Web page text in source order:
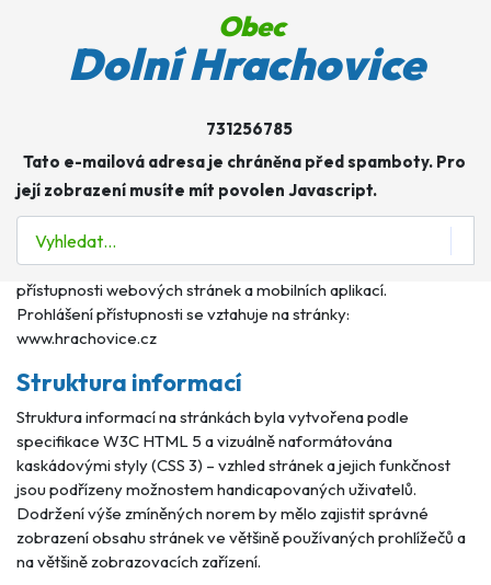
Obec
Dolní Hrachovice
731256785
Tato e-mailová adresa je chráněna před spamboty. Pro
její zobrazení musíte mít povolen Javascript.
Prohlášení o přístupnosti
Prohlášení o přístupnosti
Obec Dolní Hrachovice se zavazuje k zpřístupnění svých
přístupnosti internetových stránek a mobilních aplikací a o
změně zákona č. 365/2000 Sb., o informačních systémech
veřejné správy a o změně některých dalších zákonů, ve znění
pozdějších předpisů, který provádí Směrnici Evropského
parlamentu a Rady (EU) 2016/2102 ze dne 26. října 2016 o
přístupnosti webových stránek a mobilních aplikací.
Prohlášení přístupnosti se vztahuje na stránky:
www.hrachovice.cz
Struktura informací
Struktura informací na stránkách byla vytvořena podle
specifikace W3C HTML 5 a vizuálně naformátována
kaskádovými styly (CSS 3) – vzhled stránek a jejich funkčnost
jsou podřízeny možnostem handicapovaných uživatelů.
Dodržení výše zmíněných norem by mělo zajistit správné
zobrazení obsahu stránek ve většině používaných prohlížečů a
na většině zobrazovacích zařízení.